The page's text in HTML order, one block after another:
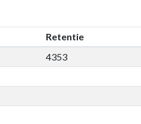
Retentie
4353